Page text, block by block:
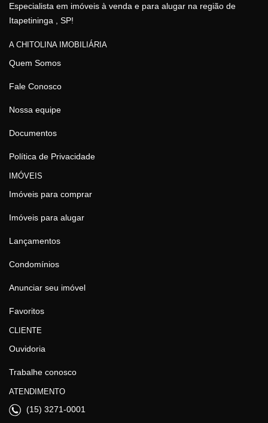
Especialista em imóveis à venda e para alugar na região de
Itapetininga , SP!
A CHITOLINA IMOBILIÁRIA
Quem Somos
Fale Conosco
Nossa equipe
Documentos
Política de Privacidade
IMÓVEIS
Imóveis para comprar
Imóveis para alugar
Lançamentos
Condomínios
Anunciar seu imóvel
Favoritos
CLIENTE
Ouvidoria
Trabalhe conosco
ATENDIMENTO
(15) 3271-0001